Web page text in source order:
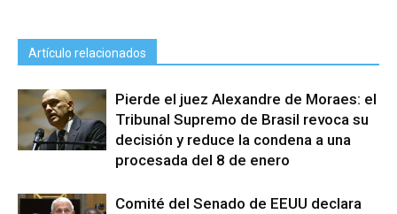
Artículo relacionados
Pierde el juez Alexandre de Moraes: el
Tribunal Supremo de Brasil revoca su
decisión y reduce la condena a una
procesada del 8 de enero
Comité del Senado de EEUU declara